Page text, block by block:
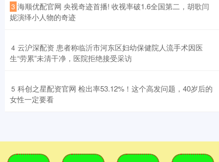
3 ​海顺优配官网 央视奇迹首播! 收视率破1.6全国第二，胡歌闫
妮演绎小人物的奇迹
4 ​云沪深配资 患者称临沂市河东区妇幼保健院人流手术因医
生“劳累”未清干净，医院拒绝接受采访
5 ​科创之星配资官网 检出率53.12%！这个高发问题，40岁后的
女性一定要看